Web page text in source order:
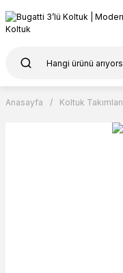
Anasayfa Koltuk Takımları